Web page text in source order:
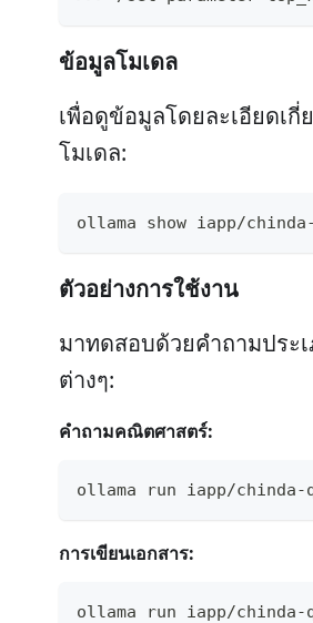
ข้อมูลโมเดล
เพื่อดูข้อมูลโดยละเอียดเกี่
โมเดล:
ollama show iapp/chinda-
ตัวอย่างการใช้งาน
มาทดสอบด้วยคำถามประ
ต่างๆ:
คำถามคณิตศาสตร์:
ollama run iapp/chinda-
การเขียนเอกสาร:
ollama run iapp/chinda-